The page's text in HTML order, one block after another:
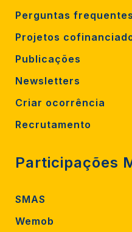
Perguntas frequentes
Projetos
Publicações
Newsletters
Criar ocorrência
Recrutamento
Participações
SMAS
Wemob